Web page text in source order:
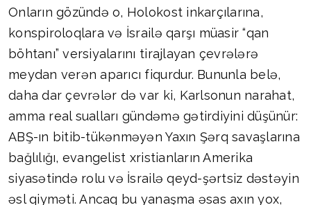
Onların gözündə o, Holokost inkarçılarına,
konspiroloqlara və İsrailə qarşı müasir “qan
böhtanı” versiyalarını tirajlayan çevrələrə
meydan verən aparıcı fiqurdur. Bununla belə,
daha dar çevrələr də var ki, Karlsonun narahat,
amma real sualları gündəmə gətirdiyini düşünür:
ABŞ-ın bitib-tükənməyən Yaxın Şərq savaşlarına
bağlılığı, evangelist xristianların Amerika
siyasətində rolu və İsrailə qeyd-şərtsiz dəstəyin
əsl qiyməti. Ancaq bu yanaşma əsas axın yox,